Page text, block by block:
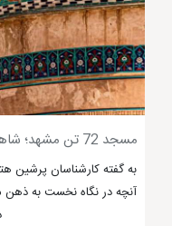
تک تک آن ها را نام
ولی در عناوین بعدی
مشهد آشنا خواهید
زمینه را تکمیل می
(ع)،امامزاده یحیی
سید محمد (ع) معروف
محتشم (ع) و ... از
سطح مشهد است.
مسجد 72 تن مشهد؛ شاهکاری از معماری دوره تیموری
به گفته کارشناسان پرشین
آنچه در نگاه نخست به ذهن